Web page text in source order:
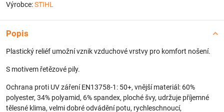
Výrobce:STIHL
Popis
Plastický reliéf umožní vznik vzduchové vrstvy pro komfort nošení.
S motivem řetězové pily.
Ochrana proti UV záření EN13758-1: 50+, vnější materiál: 60%
polyester, 34% polyamid, 6% spandex, ploché švy, udržuje příjemné
tělesné klima, velmi dobré odvádění potu, rychleschnoucí,